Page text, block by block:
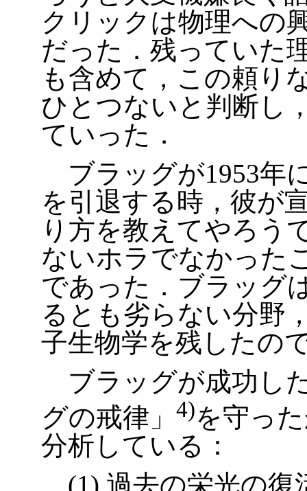
クリックは物理への
だった．残っていた
も含めて，この頼り
ひとつないと判断し
ていった．
ブラッグが1953年
を引退する時，彼が
り方を教えてやろう
ないホラでなかった
であった．ブラッグ
るとも劣らない分野
子生物学を残したの
ブラッグが成功し
グの戒律」 4)を守っ
分析している：
(1) 過去の栄光の復